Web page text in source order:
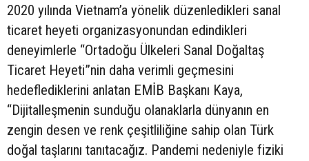
2020 yılında Vietnam’a yönelik düzenledikleri sanal
ticaret heyeti organizasyonundan edindikleri
deneyimlerle “Ortadoğu Ülkeleri Sanal Doğaltaş
Ticaret Heyeti”nin daha verimli geçmesini
hedeflediklerini anlatan EMİB Başkanı Kaya,
“Dijitalleşmenin sunduğu olanaklarla dünyanın en
zengin desen ve renk çeşitliliğine sahip olan Türk
doğal taşlarını tanıtacağız. Pandemi nedeniyle fiziki